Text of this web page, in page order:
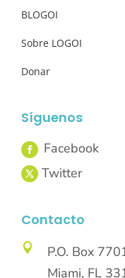
BLOGOI
Sobre LOGOI
Donar
Síguenos
Contacto

P.O. Box
Miami, FL